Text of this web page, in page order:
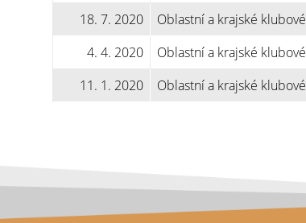
18. 7. 2020
Oblastní a krajské klubové
4. 4. 2020
Oblastní a krajské klubové
11. 1. 2020
Oblastní a krajské klubové